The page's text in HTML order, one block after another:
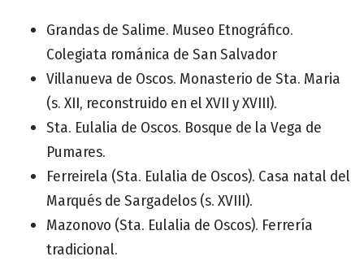
Grandas de Salime. Museo Etnográfico.
Colegiata románica de San Salvador
Villanueva de Oscos. Monasterio de Sta. Maria
(s. XII, reconstruido en el XVII y XVIII).
Sta. Eulalia de Oscos. Bosque de la Vega de
Pumares.
Ferreirela (Sta. Eulalia de Oscos). Casa natal del
Marqués de Sargadelos (s. XVIII).
Mazonovo (Sta. Eulalia de Oscos). Ferrería
tradicional.